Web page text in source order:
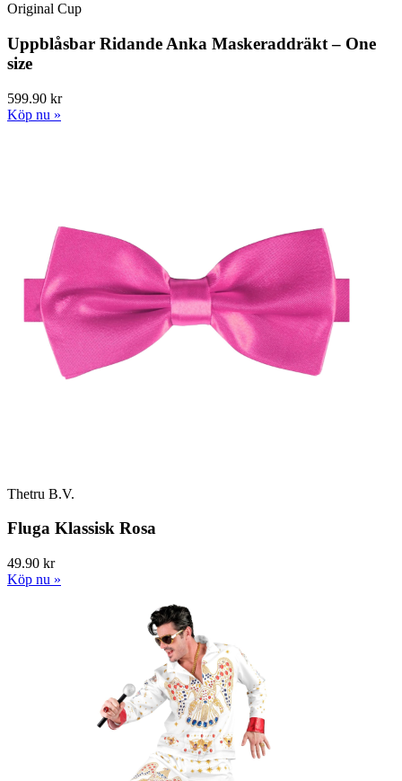
Original Cup
Uppblåsbar Ridande Anka Maskeraddräkt – One
size
599.90 kr
Köp nu »
Thetru B.V.
Fluga Klassisk Rosa
49.90 kr
Köp nu »